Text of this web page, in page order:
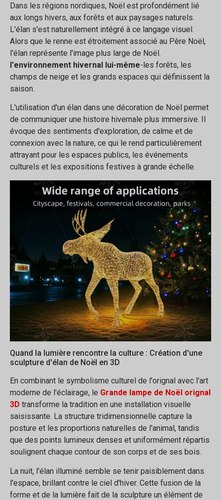
Dans les régions nordiques, Noël est profondément lié
aux longs hivers, aux forêts et aux paysages naturels.
L'élan s'est naturellement intégré à ce langage visuel.
Alors que le renne est étroitement associé au Père Noël,
l'élan représente l'image plus large de Noël.
l'environnement hivernal lui-même-les forêts, les
champs de neige et les grands espaces qui définissent la
saison.
L'utilisation d'un élan dans une décoration de Noël permet
de communiquer une histoire hivernale plus immersive. Il
évoque des sentiments d'exploration, de calme et de
connexion avec la nature, ce qui le rend particulièrement
attrayant pour les espaces publics, les événements
culturels et les expositions festives à grande échelle.
Quand la lumière rencontre la culture : Création d'une
sculpture d'élan de Noël en 3D
En combinant le symbolisme culturel de l'orignal avec l'art
moderne de l'éclairage, le Grande lampe de Noël orignal
3D transforme la tradition en une installation visuelle
saisissante. La structure tridimensionnelle capture la
posture et les proportions naturelles de l'animal, tandis
que des points lumineux denses et uniformément répartis
soulignent chaque contour de son corps et de ses bois.
La nuit, l'élan illuminé semble se tenir paisiblement dans
l'espace, brillant contre le ciel d'hiver. Cette fusion de la
forme et de la lumière fait de la sculpture un élément de